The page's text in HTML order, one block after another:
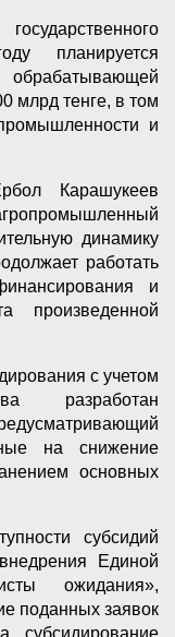
планируется
млрд тенге, в том
и
Карашукеев
динамику
работать
и
произведенной
с учетом
разработан
на снижение
основных
субсидий
Единой
ожидания»,
поданных заявок